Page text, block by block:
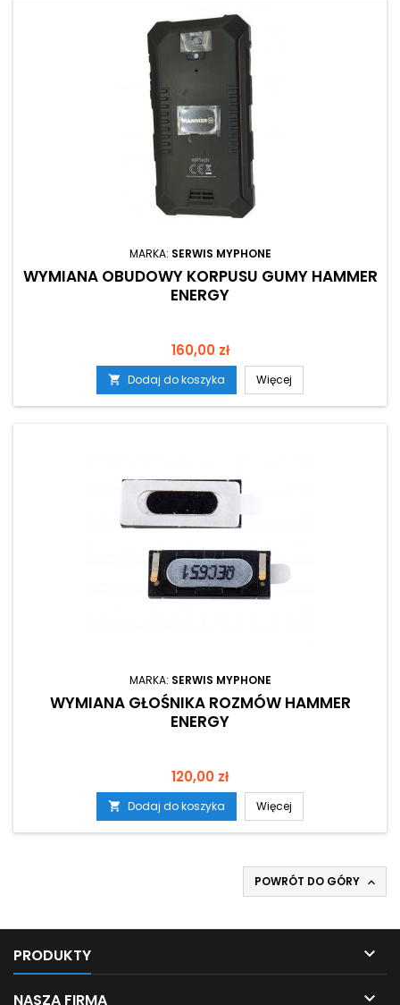
MARKA: SERWIS MYPHONE
WYMIANA OBUDOWY KORPUSU GUMY HAMMER
ENERGY
Cena
160,00 zł
 Dodaj do koszyka Więcej
MARKA: SERWIS MYPHONE
WYMIANA GŁOŚNIKA ROZMÓW HAMMER
ENERGY
Cena
120,00 zł
 Dodaj do koszyka Więcej
POWRÓT DO GÓRY 
PRODUKTY 
NASZA FIRMA 